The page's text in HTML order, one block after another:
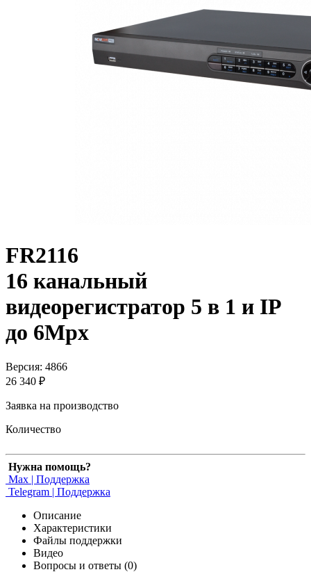
FR2116
16 канальный
видеорегистратор 5 в 1 и IP
до 6Mpx
Версия: 4866
26 340 ₽
Заявка на производство
Количество
Нужна помощь?
Max | Поддержка
Telegram | Поддержка
Описание
Характеристики
Файлы поддержки
Видео
Вопросы и ответы (0)